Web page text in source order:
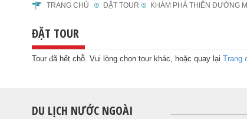
TRANG CHỦ ĐẶT TOUR KHÁM PHÁ THIÊN ĐƯỜNG
ĐẶT TOUR
Tour đã hết chỗ. Vui lòng chọn tour khác, hoặc quay lại Trang
DU LỊCH NƯỚC NGOÀI